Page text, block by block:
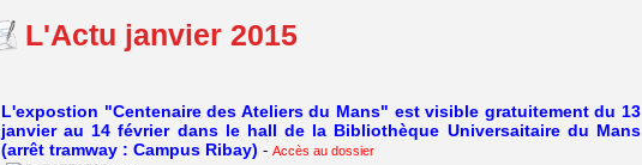
L'Actu janvier 2015
L'expostion "Centenaire des Ateliers du Mans" est visible gratuitement du 13
janvier au 14 février dans le hall de la Bibliothèque Universaitaire du Mans
(arrêt tramway : Campus Ribay) - Accès au dossier